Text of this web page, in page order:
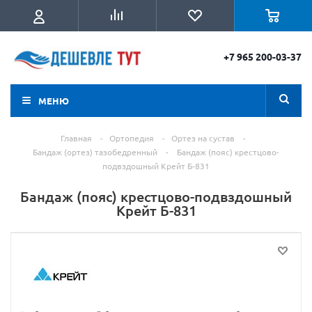
+7 965 200-03-37
МЕНЮ
Главная - Ортопедия - Ортез на сустав
-
Бандаж (ортез) тазобедренный
-
Бандаж (пояс) крестцово-
подвздошный Крейт Б-831
Бандаж (пояс) крестцово-подвздошный
Крейт Б-831